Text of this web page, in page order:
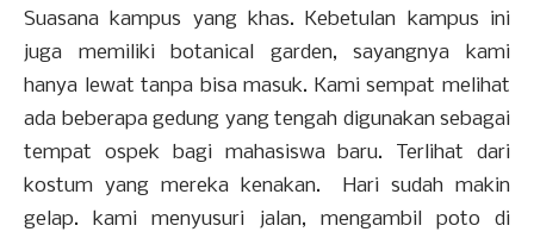
Suasana kampus yang khas. Kebetulan kampus ini
juga memiliki botanical garden, sayangnya kami
hanya lewat tanpa bisa masuk. Kami sempat melihat
ada beberapa gedung yang tengah digunakan sebagai
tempat ospek bagi mahasiswa baru. Terlihat dari
kostum yang mereka kenakan. Hari sudah makin
gelap. kami menyusuri jalan, mengambil poto di